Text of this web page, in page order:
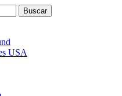
Buscar
USA